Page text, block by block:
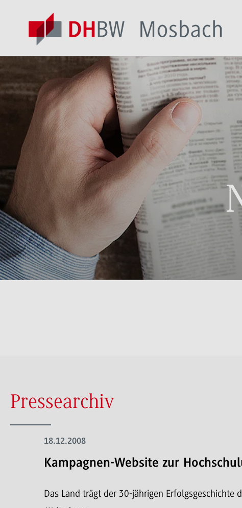
Pressearchiv
18.12.2008
Kampagnen-Website zur
Das Land trägt der 30-jährigen